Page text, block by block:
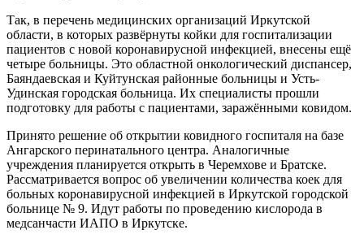
Так, в перечень медицинских организаций Иркутской
области, в которых развёрнуты койки для госпитализации
пациентов с новой коронавирусной инфекцией, внесены ещё
четыре больницы. Это областной онкологический диспансер,
Баяндаевская и Куйтунская районные больницы и Усть-
Удинская городская больница. Их специалисты прошли
подготовку для работы с пациентами, заражёнными ковидом.
Принято решение об открытии ковидного госпиталя на базе
Ангарского перинатального центра. Аналогичные
учреждения планируется открыть в Черемхове и Братске.
Рассматривается вопрос об увеличении количества коек для
больных коронавирусной инфекцией в Иркутской городской
больнице № 9. Идут работы по проведению кислорода в
медсанчасти ИАПО в Иркутске.